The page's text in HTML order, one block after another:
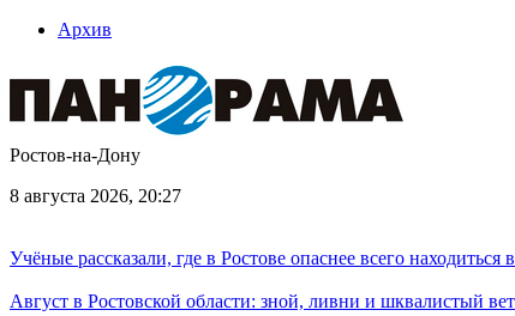
Архив
Ростов-на-Дону
8 августа 2026, 20:27
Учёные рассказали, где в Ростове опаснее всего находиться
Август в Ростовской области: зной, ливни и шквалистый